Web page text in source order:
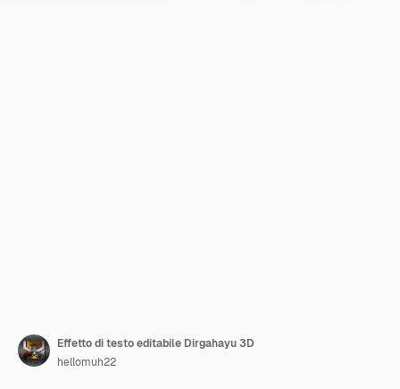
Effetto di testo editabile Dirgahayu 3D
hellomuh22